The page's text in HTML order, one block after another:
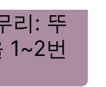
리: 뚜
1~2번